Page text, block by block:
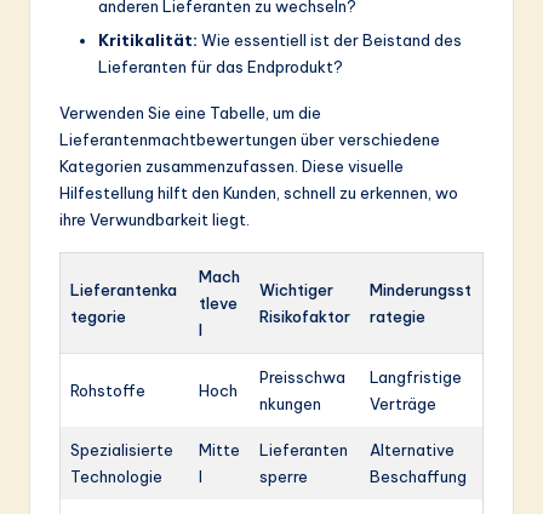
anderen Lieferanten zu wechseln?
Kritikalität: Wie essentiell ist der Beistand des
Lieferanten für das Endprodukt?
Verwenden Sie eine Tabelle, um die
Lieferantenmachtbewertungen über verschiedene
Kategorien zusammenzufassen. Diese visuelle
Hilfestellung hilft den Kunden, schnell zu erkennen, wo
ihre Verwundbarkeit liegt.
Lieferantenka
tegorie
Mach
tleve
l
Wichtiger
Risikofaktor
Minderungsst
rategie
Rohstoffe Hoch
Preisschwa
nkungen
Langfristige
Verträge
Spezialisierte
Technologie
Mitte
l
Lieferanten
sperre
Alternative
Beschaffung